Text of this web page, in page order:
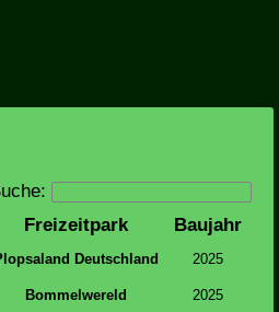
Freizeitpark Baujahr
Deutschland 2025
Bommelwereld 2025